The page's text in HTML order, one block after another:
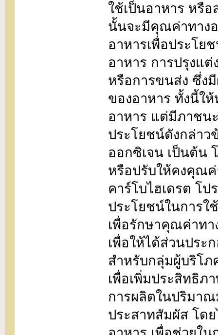
ใช้เป็นอาหาร หรื
นั้นจะมีคุณค่าทาง
อาหารเพื่อประโย
อาหาร การปรุงแ
หรือการขนส่ง ซึ่ง
ของอาหาร ทั้งนี้ใ
อาหาร แต่มีภาชน
ประโยชน์ดังกล่า
ออกซิเจน เป็นต้น
หรือปรับให้คงคุณค่
คาร์โบไฮเดรต โ
ประโยชน์ในการใ
เพื่อรักษาคุณค่าทา
เพื่อให้ได้ส่วนประ
สำหรับกลุ่มผู้บริโภ
เพื่อเพิ่มประสิทธิภ
การผลิตในปริมา
ประสาทสัมผัส โด